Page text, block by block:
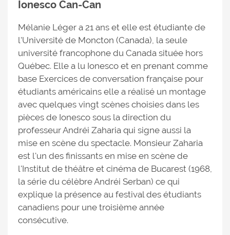
Ionesco Can-Can
Mélanie Léger a 21 ans et elle est étudiante de
l'Université de Moncton (Canada), la seule
université francophone du Canada située hors
Québec. Elle a lu Ionesco et en prenant comme
base Exercices de conversation française pour
étudiants américains elle a réalisé un montage
avec quelques vingt scènes choisies dans les
pièces de Ionesco sous la direction du
professeur Andréi Zaharia qui signe aussi la
mise en scène du spectacle. Monsieur Zaharia
est l'un des finissants en mise en scène de
l'Institut de théâtre et cinéma de Bucarest (1968,
la série du célèbre Andréi Serban) ce qui
explique la présence au festival des étudiants
canadiens pour une troisième année
consécutive.